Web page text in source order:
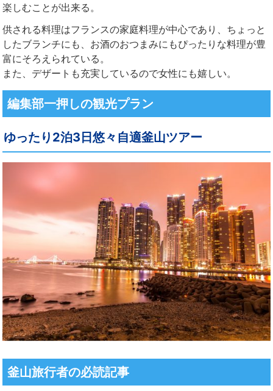
楽しむことが出来る。
供される料理はフランスの家庭料理が中心であり、ちょっと
したブランチにも、お酒のおつまみにもぴったりな料理が豊
富にそろえられている。
また、デザートも充実しているので女性にも嬉しい。
編集部一押しの観光プラン
ゆったり2泊3日悠々自適釜山ツアー
釜山旅行者の必読記事